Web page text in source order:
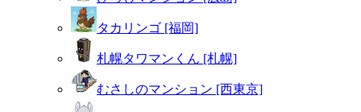
タカリンゴ [福岡]
札幌タワマンくん [札幌]
むさしのマンション [西東京]